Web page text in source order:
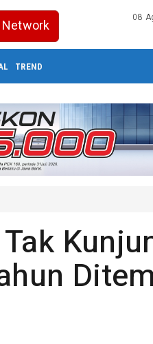
Network 08
TREND